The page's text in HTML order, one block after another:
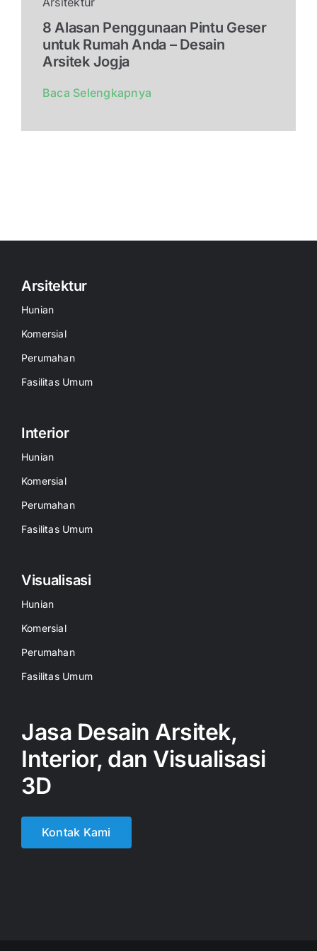
8 Alasan Penggunaan Pintu Geser
untuk Rumah Anda – Desain
Arsitek Jogja
Baca Selengkapnya
Arsitektur
Hunian
Komersial
Perumahan
Fasilitas Umum
Interior
Hunian
Komersial
Perumahan
Fasilitas Umum
Visualisasi
Hunian
Komersial
Perumahan
Fasilitas Umum
Jasa Desain Arsitek,
Interior, dan Visualisasi
3D
Kontak Kami